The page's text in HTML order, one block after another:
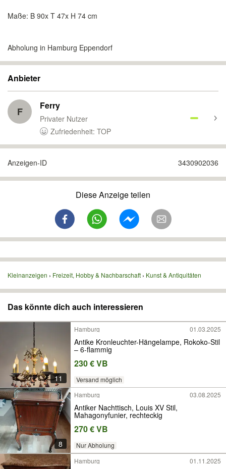
Maße: B 90x T 47x H 74 cm
Abholung in Hamburg Eppendorf
Anbieter
F Ferry
Privater Nutzer
Zufriedenheit: TOP
Anzeigen-ID 3430902036
Diese Anzeige teilen
Kleinanzeigen Freizeit, Hobby & Nachbarschaft Kunst & Antiquitäten
Das könnte dich auch interessieren
11
Hamburg 01.03.2025
Antike Kronleuchter-Hängelampe, Rokoko-Stil
– 6-flammig
230 € VB
Versand möglich
8
Hamburg 03.08.2025
Antiker Nachttisch, Louis XV Stil,
Mahagonyfunier, rechteckig
270 € VB
Nur Abholung
Hamburg 01.11.2025